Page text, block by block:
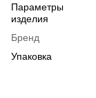
Параметры
изделия
Бренд
Упаковка